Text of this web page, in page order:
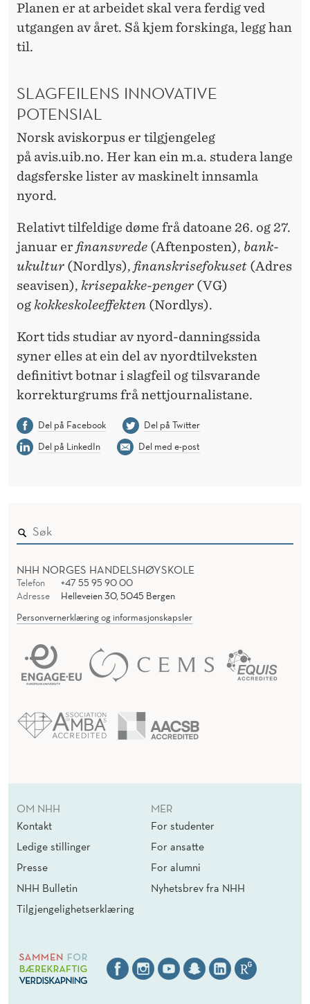
Planen er at arbeidet skal vera ferdig ved
utgangen av året. Så kjem forskinga, legg han
til.
SLAGFEILENS INNOVATIVE
POTENSIAL
Norsk aviskorpus er tilgjengeleg
på avis.uib.no. Her kan ein m.a. studera lange
dagsferske lister av maskinelt innsamla
nyord.
Relativt tilfeldige døme frå datoane 26. og 27.
januar er finansvrede (Aftenposten), bank-
ukultur (Nordlys), finanskrisefokuset (Adres
seavisen), krisepakke-penger (VG)
og kokkeskoleeffekten (Nordlys).
Kort tids studiar av nyord-danningssida
syner elles at ein del av nyordtilveksten
definitivt botnar i slagfeil og tilsvarande
korrekturgrums frå nettjournalistane.
Del på Facebook
Del på Twitter
Del på LinkedIn
Del med e-post
NHH NORGES HANDELSHØYSKOLE
Telefon
+47 55 95 90 00
Adresse
Helleveien 30, 5045 Bergen
Personvernerklæring og informasjonskapsler
OM NHH
Kontakt
Ledige stillinger
Presse
NHH Bulletin
Tilgjengelighetserklæring
MER
For studenter
For ansatte
For alumni
Nyhetsbrev fra NHH